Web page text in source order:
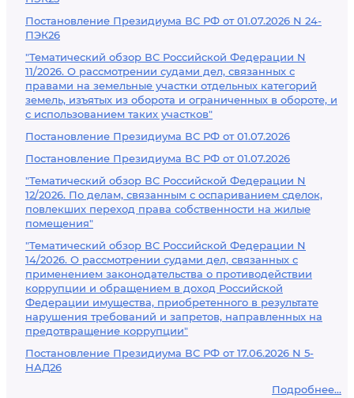
Постановление Президиума ВС РФ от 01.07.2026 N 24-
ПЭК26
"Тематический обзор ВС Российской Федерации N
11/2026. О рассмотрении судами дел, связанных с
правами на земельные участки отдельных категорий
земель, изъятых из оборота и ограниченных в обороте, и
с использованием таких участков"
Постановление Президиума ВС РФ от 01.07.2026
Постановление Президиума ВС РФ от 01.07.2026
"Тематический обзор ВС Российской Федерации N
12/2026. По делам, связанным с оспариванием сделок,
повлекших переход права собственности на жилые
помещения"
"Тематический обзор ВС Российской Федерации N
14/2026. О рассмотрении судами дел, связанных с
применением законодательства о противодействии
коррупции и обращением в доход Российской
Федерации имущества, приобретенного в результате
нарушения требований и запретов, направленных на
предотвращение коррупции"
Постановление Президиума ВС РФ от 17.06.2026 N 5-
НАД26
Подробнее...